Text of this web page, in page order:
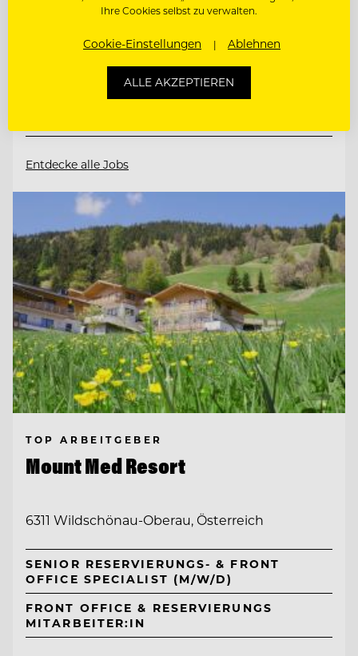
6410 Telfs, Österreich
CHEF DE PARTIE / PATISSERIE (M/W/D)
Entdecke alle Jobs
TOP ARBEITGEBER
Mount Med Resort
6311 Wildschönau-Oberau, Österreich
SENIOR RESERVIERUNGS- & FRONT
OFFICE SPECIALIST (M/W/D)
FRONT OFFICE & RESERVIERUNGS
MITARBEITER:IN
Ihre Cookies selbst zu verwalten.
Cookie-Einstellungen Ablehnen
ALLE AKZEPTIEREN